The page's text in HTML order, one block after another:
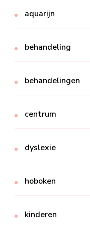
aquarijn
behandeling
behandelingen
centrum
dyslexie
hoboken
kinderen